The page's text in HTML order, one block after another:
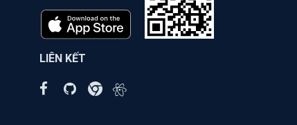
LIÊN KẾT